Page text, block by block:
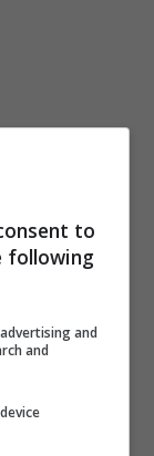
to
following
and
and